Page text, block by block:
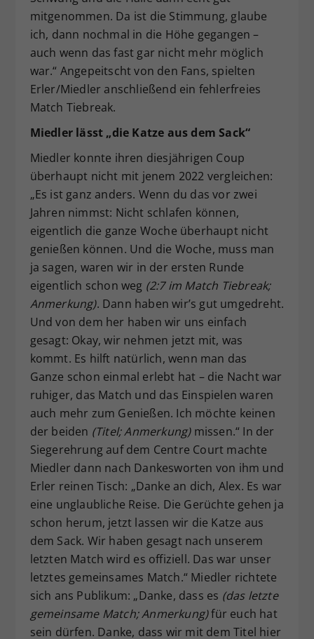
mitgenommen. Da ist die Stimmung, glaube
ich, dann nochmal in die Höhe gegangen –
auch wenn das fast gar nicht mehr möglich
war.“ Angepeitscht von den Fans, spielten
Erler/Miedler anschließend ein fehlerfreies
Match Tiebreak.
Miedler lässt „die Katze aus dem Sack“
Miedler konnte ihren diesjährigen Coup
überhaupt nicht mit jenem 2022 vergleichen:
„Es ist ganz anders. Wenn du das vor zwei
Jahren nimmst: Nicht schlafen können,
eigentlich die ganze Woche überhaupt nicht
genießen können. Und die Woche, muss man
ja sagen, waren wir in der ersten Runde
eigentlich schon weg (2:7 im Match Tiebreak;
Anmerkung). Dann haben wir’s gut umgedreht.
Und von dem her haben wir uns einfach
gesagt: Okay, wir nehmen jetzt mit, was
kommt. Es hilft natürlich, wenn man das
Ganze schon einmal erlebt hat – die Nacht war
ruhiger, das Match und das Einspielen waren
auch mehr zum Genießen. Ich möchte keinen
der beiden (Titel; Anmerkung)missen.“ In der
Siegerehrung auf dem Centre Court machte
Miedler dann nach Dankesworten von ihm und
Erler reinen Tisch: „Danke an dich, Alex. Es war
eine unglaubliche Reise. Die Gerüchte gehen ja
schon herum, jetzt lassen wir die Katze aus
dem Sack. Wir haben gesagt nach unserem
letzten Match wird es offiziell. Das war unser
letztes gemeinsames Match.“ Miedler richtete
sich ans Publikum: „Danke, dass es (das letzte
gemeinsame Match; Anmerkung)für euch hat
sein dürfen. Danke, dass wir mit dem Titel hier